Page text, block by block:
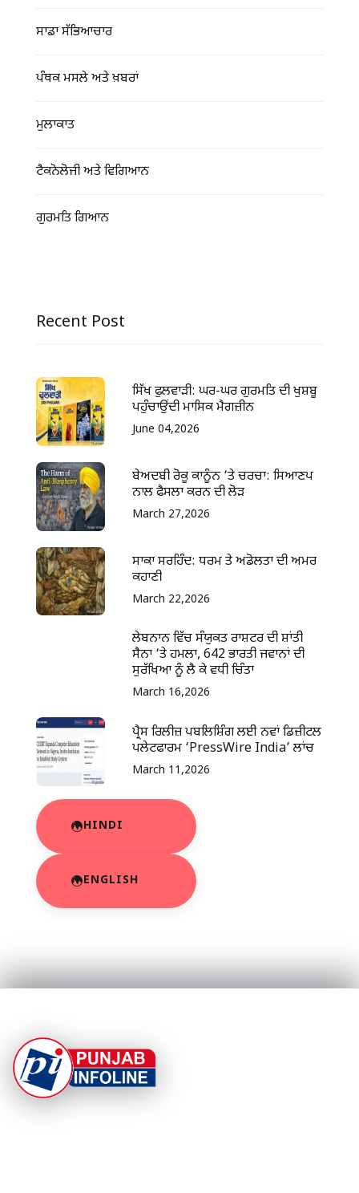
ਸਾਡਾ ਸੱਭਿਆਚਾਰ
ਪੰਥਕ ਮਸਲੇ ਅਤੇ ਖ਼ਬਰਾਂ
ਮੁਲਾਕਾਤ
ਟੈਕਨੋਲੋਜੀ ਅਤੇ ਵਿਗਿਆਨ
ਗੁਰਮਤਿ ਗਿਆਨ
Recent Post
ਸਿੱਖ ਫੁਲਵਾੜੀ: ਘਰ-ਘਰ ਗੁਰਮਤਿ ਦੀ ਖੁਸ਼ਬੂ
ਪਹੁੰਚਾਉਂਦੀ ਮਾਸਿਕ ਮੈਗਜ਼ੀਨ
June 04,2026
ਬੇਅਦਬੀ ਰੋਕੂ ਕਾਨੂੰਨ ‘ਤੇ ਚਰਚਾ: ਸਿਆਣਪ
ਨਾਲ ਫੈਸਲਾ ਕਰਨ ਦੀ ਲੋੜ
March 27,2026
ਸਾਕਾ ਸਰਹਿੰਦ: ਧਰਮ ਤੇ ਅਡੋਲਤਾ ਦੀ ਅਮਰ
ਕਹਾਣੀ
March 22,2026
ਲੇਬਨਾਨ ਵਿੱਚ ਸੰਯੁਕਤ ਰਾਸ਼ਟਰ ਦੀ ਸ਼ਾਂਤੀ
ਸੈਨਾ ‘ਤੇ ਹਮਲਾ, 642 ਭਾਰਤੀ ਜਵਾਨਾਂ ਦੀ
ਸੁਰੱਖਿਆ ਨੂੰ ਲੈ ਕੇ ਵਧੀ ਚਿੰਤਾ
March 16,2026
ਪ੍ਰੈਸ ਰਿਲੀਜ਼ ਪਬਲਿਸ਼ਿੰਗ ਲਈ ਨਵਾਂ ਡਿਜ਼ੀਟਲ
ਪਲੇਟਫਾਰਮ ‘PressWire India’ ਲਾਂਚ
March 11,2026
HINDI
ENGLISH